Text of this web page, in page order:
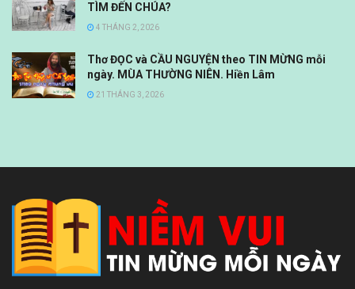
TÌM ĐẾN CHÚA?
4 THÁNG 2, 2026
Thơ ĐỌC và CẦU NGUYỆN theo TIN MỪNG mỗi
ngày. MÙA THƯỜNG NIÊN. Hiền Lâm
21 THÁNG 3, 2026